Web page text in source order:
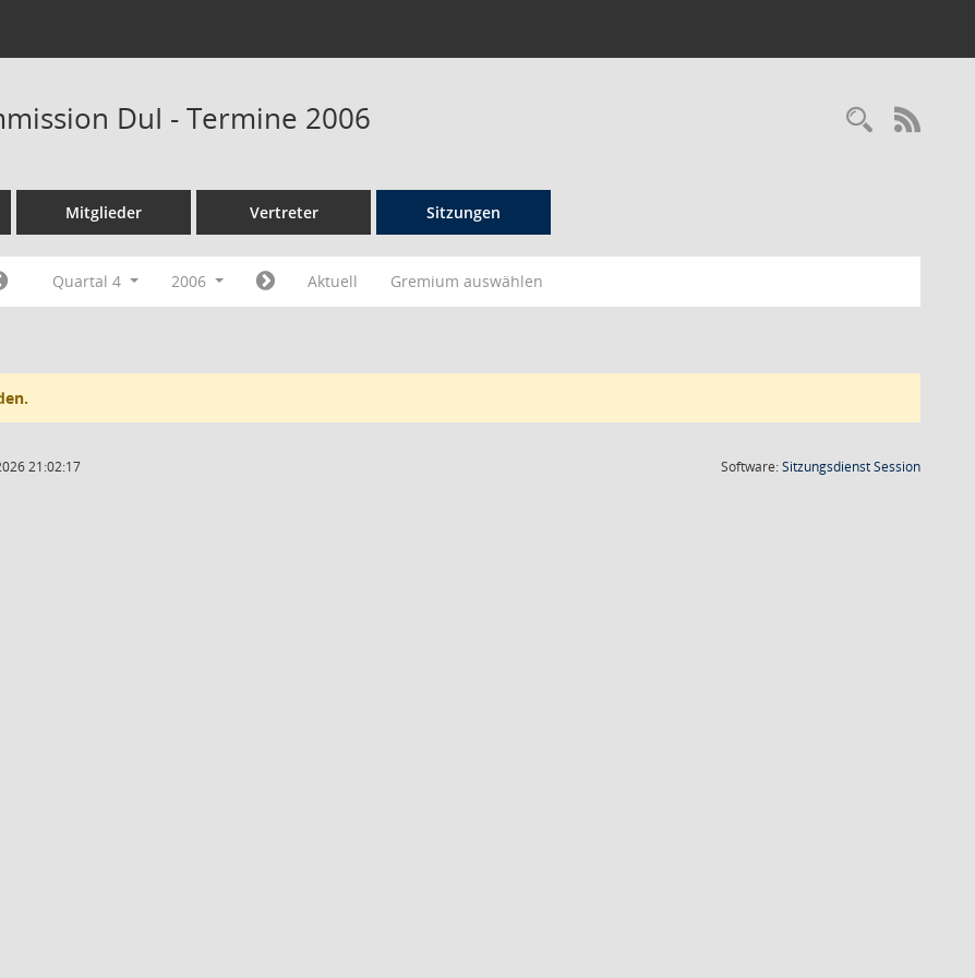
DuI - Termine 2006
Mitglieder Vertreter Sitzungen
Quartal 4 2006 Aktuell Gremium auswählen
21:02:17 Software:SitzungsdienstSession(Wird in